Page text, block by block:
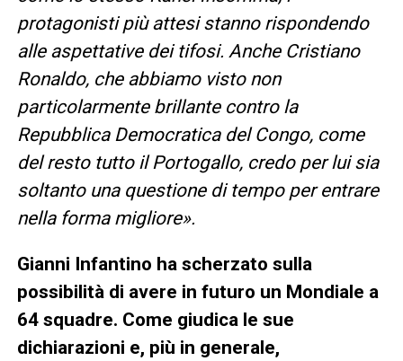
protagonisti più attesi stanno rispondendo
alle aspettative dei tifosi. Anche Cristiano
Ronaldo, che abbiamo visto non
particolarmente brillante contro la
Repubblica Democratica del Congo, come
del resto tutto il Portogallo, credo per lui sia
soltanto una questione di tempo per entrare
nella forma migliore».
Gianni Infantino ha scherzato sulla
possibilità di avere in futuro un Mondiale a
64 squadre. Come giudica le sue
dichiarazioni e, più in generale,